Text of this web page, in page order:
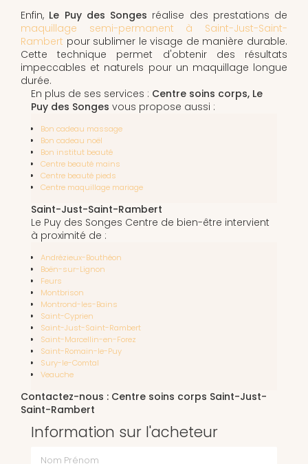
Enfin, Le Puy des Songes réalise des prestations de
maquillage semi-permanent à Saint-Just-Saint-
Rambert pour sublimer le visage de manière durable.
Cette technique permet d'obtenir des résultats
impeccables et naturels pour un maquillage longue
durée.
En plus de ses services : Centre soins corps, Le
Puy des Songes vous propose aussi :
Bon cadeau massage
Bon cadeau noël
Bon institut beauté
Centre beauté mains
Centre beauté pieds
Centre maquillage mariage
Saint-Just-Saint-Rambert
Le Puy des Songes Centre de bien-être intervient
à proximité de :
Andrézieux-Bouthéon
Boën-sur-Lignon
Feurs
Montbrison
Montrond-les-Bains
Saint-Cyprien
Saint-Just-Saint-Rambert
Saint-Marcellin-en-Forez
Saint-Romain-le-Puy
Sury-le-Comtal
Veauche
Contactez-nous : Centre soins corps Saint-Just-
Saint-Rambert
Information sur l'acheteur